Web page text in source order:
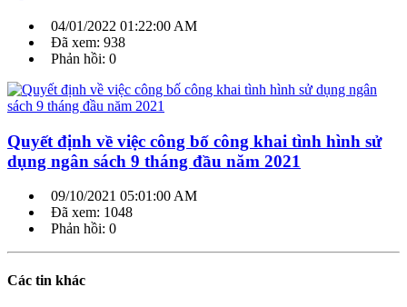
04/01/2022 01:22:00 AM
Đã xem: 938
Phản hồi: 0
Quyết định về việc công bố công khai tình hình sử
dụng ngân sách 9 tháng đầu năm 2021
09/10/2021 05:01:00 AM
Đã xem: 1048
Phản hồi: 0
Các tin khác